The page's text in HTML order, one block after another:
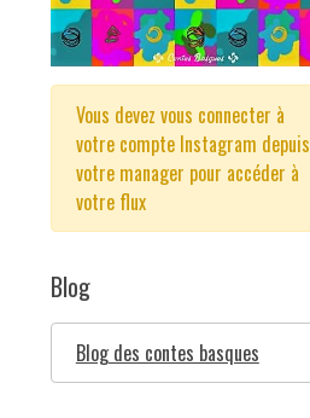
Vous devez vous connecter à
votre compte Instagram depuis
votre manager pour accéder à
votre flux
Blog
Blog des contes basques